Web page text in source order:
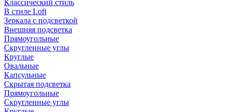
Классический стиль
В стиле Loft
Зеркала с подсветкой
Внешняя подсветка
Прямоугольные
Скругленные углы
Круглые
Овальные
Капсульные
Скрытая подсветка
Прямоугольные
Скругленные углы